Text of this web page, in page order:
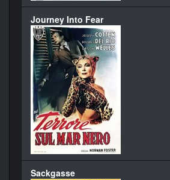
Journey Into Fear
Sackgasse